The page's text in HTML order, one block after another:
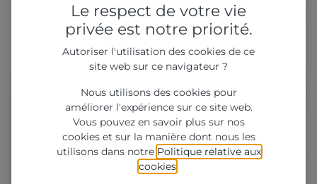
Tous les produits
Jeu de cartes - Mistigri nouvelle version
Le respect de votre vie
privée est notre priorité.
Autoriser l'utilisation des cookies de ce
site web sur ce navigateur ?
Nous utilisons des cookies pour
améliorer l'expérience sur ce site web.
Vous pouvez en savoir plus sur nos
cookies et sur la manière dont nous les
utilisons dans notre Politique relative aux
cookies